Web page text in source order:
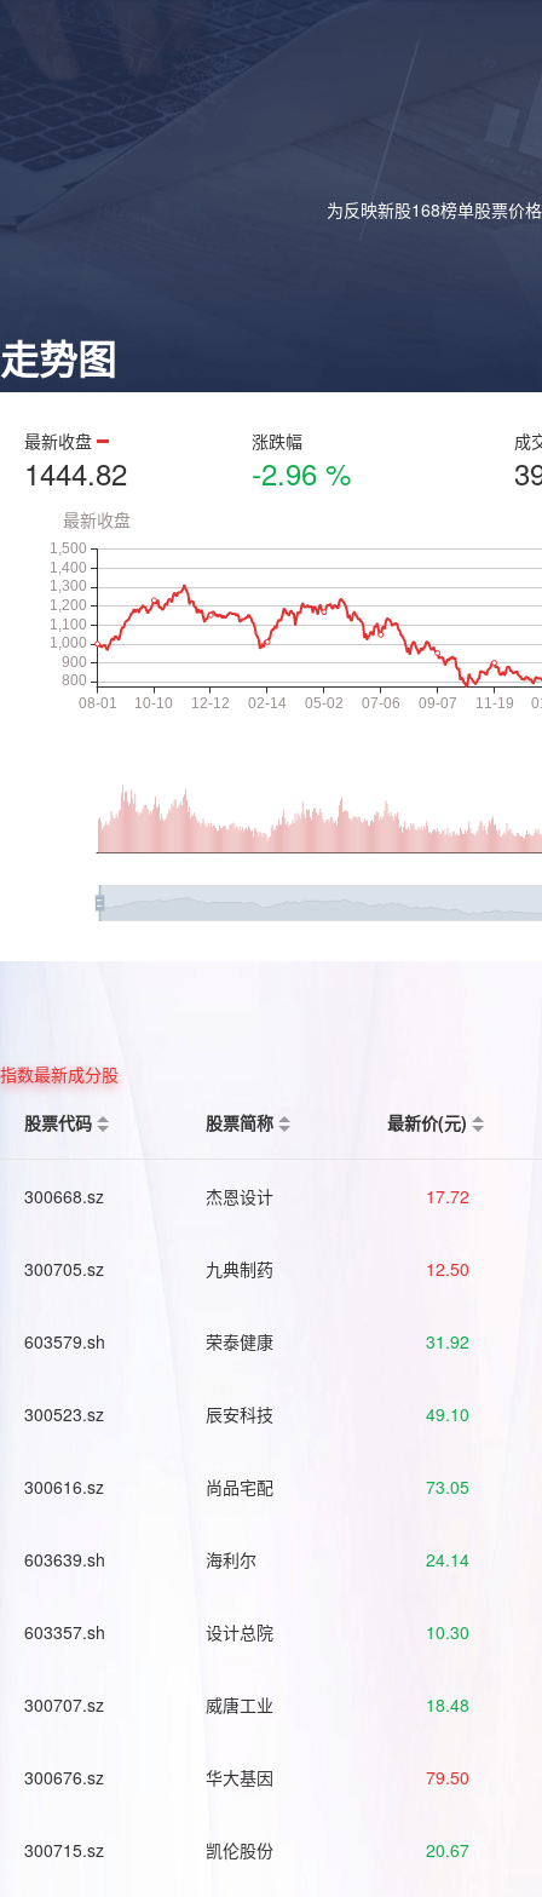
为反映新股168榜单股票价
走势图
最新收盘
1444.82
涨跌幅
-2.96 %
成
指数最新成分股
股票代码
股票简称 最新价(元)
300668.sz 杰恩设计 17.72
300705.sz 九典制药 12.50
603579.sh 荣泰健康 31.92
300523.sz 辰安科技 49.10
300616.sz 尚品宅配 73.05
603639.sh 海利尔 24.14
603357.sh 设计总院 10.30
300707.sz 威唐工业 18.48
300676.sz 华大基因 79.50
300715.sz 凯伦股份 20.67